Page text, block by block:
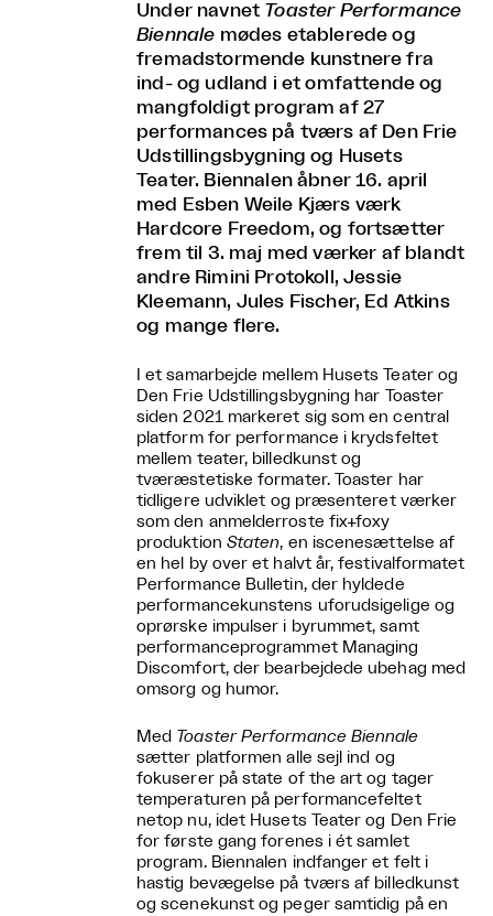
Under navnet Toaster Performance
Biennale mødes etablerede og
fremadstormende kunstnere fra
ind- og udland i et omfattende og
mangfoldigt program af 27
performances på tværs af Den Frie
Udstillingsbygning og Husets
Teater. Biennalen åbner 16. april
med Esben Weile Kjærs værk
Hardcore Freedom, og fortsætter
frem til 3. maj med værker af blandt
andre Rimini Protokoll, Jessie
Kleemann, Jules Fischer, Ed Atkins
og mange flere.
I et samarbejde mellem Husets Teater og
Den Frie Udstillingsbygning har Toaster
siden 2021 markeret sig som en central
platform for performance i krydsfeltet
mellem teater, billedkunst og
tværæstetiske formater. Toaster har
tidligere udviklet og præsenteret værker
som den anmelderroste fix+foxy
produktion Staten, en iscenesættelse af
en hel by over et halvt år, festivalformatet
Performance Bulletin, der hyldede
performancekunstens uforudsigelige og
oprørske impulser i byrummet, samt
performanceprogrammet Managing
Discomfort, der bearbejdede ubehag med
omsorg og humor.
Med Toaster Performance Biennale
sætter platformen alle sejl ind og
fokuserer på state of the art og tager
temperaturen på performancefeltet
netop nu, idet Husets Teater og Den Frie
for første gang forenes i ét samlet
program. Biennalen indfanger et felt i
hastig bevægelse på tværs af billedkunst
og scenekunst og peger samtidig på en